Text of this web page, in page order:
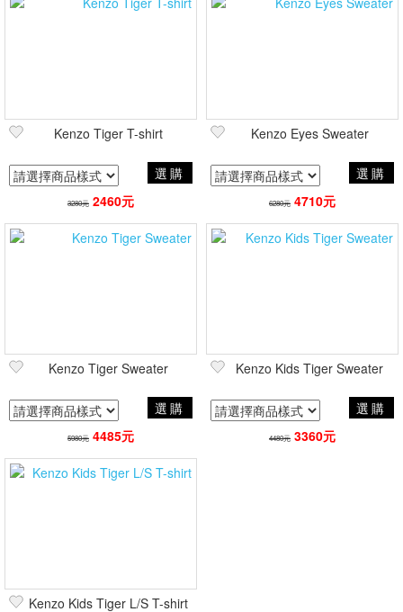
Kenzo Tiger T-shirt
選購
3280元 2460元
Kenzo Eyes Sweater
選購
6280元 4710元
Kenzo Tiger Sweater
選購
5980元 4485元
Kenzo Kids Tiger Sweater
選購
4480元 3360元
Kenzo Kids Tiger L/S T-shirt